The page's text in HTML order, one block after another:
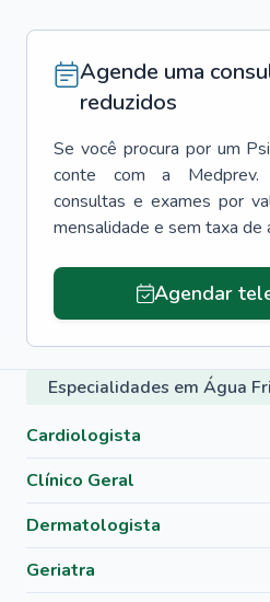
Agende uma
reduzidos
Se você procura por um
conte com a Medprev.
consultas e exames por
mensalidade e sem taxa de
Agendar
Especialidades em Água
Cardiologista
Clínico Geral
Dermatologista
Geriatra